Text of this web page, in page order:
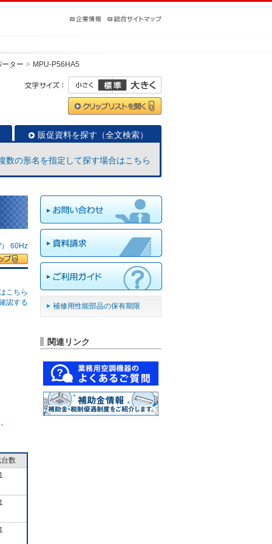
ター MPU-P56HA5
販促資料を探す（全文検索）
数の形名を指定して探す場合はこちら
60Hz
こちら
認する
数
補修用性能部品の保有期限
関連リンク